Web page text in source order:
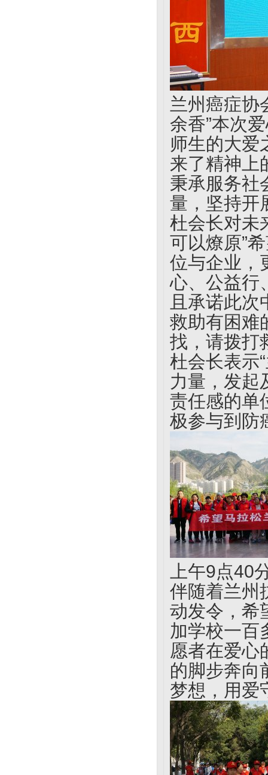
兰州癌症协
余香”本次
师生的大爱
来了精神上
秉承服务社
量，坚持开
杜会长对未
可以燎原”
位与企业，
心、公益行
且承诺此
救助有困难
找，请拨打
杜会长表示
力量，发起
责任感的单
极参与到防
上午9点40
伴随着兰州
动发令，希
加学校一百
愿者在爱心
的脚步奔向
梦想，用爱